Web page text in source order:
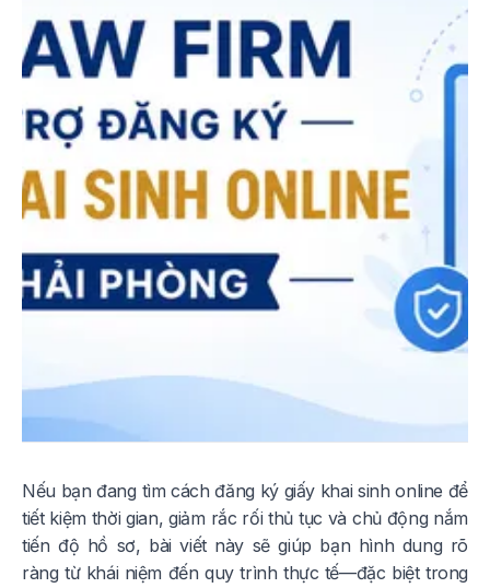
Nếu bạn đang tìm cách đăng ký giấy khai sinh online để
tiết kiệm thời gian, giảm rắc rối thủ tục và chủ động nắm
tiến độ hồ sơ, bài viết này sẽ giúp bạn hình dung rõ
ràng từ khái niệm đến quy trình thực tế—đặc biệt trong